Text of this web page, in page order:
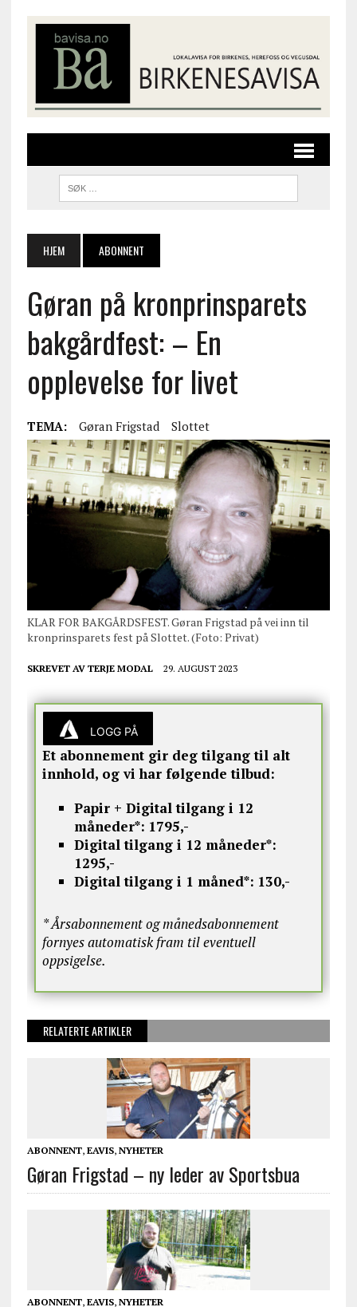
HJEM ABONNENT
Gøran på kronprinsparets
bakgårdfest: – En
opplevelse for livet
TEMA: Gøran Frigstad Slottet
KLAR FOR BAKGÅRDSFEST. Gøran Frigstad på vei inn til
kronprinsparets fest på Slottet. (Foto: Privat)
SKREVET AV TERJE MODAL 29. AUGUST 2023
LOGG PÅ
Et abonnement gir deg tilgang til alt
innhold, og vi har følgende tilbud:
Papir + Digital tilgang i 12
måneder*: 1795,-
Digital tilgang i 12 måneder*:
1295,-
Digital tilgang i 1 måned*: 130,-
* Årsabonnement og månedsabonnement
fornyes automatisk fram til eventuell
oppsigelse.
RELATERTE ARTIKLER
ABONNENT, EAVIS, NYHETER
Gøran Frigstad – ny leder av Sportsbua
ABONNENT, EAVIS, NYHETER